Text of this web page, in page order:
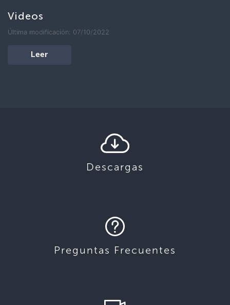
Videos
Última modificación: 07/10/2022
Leer
Descargas
Preguntas Frecuentes